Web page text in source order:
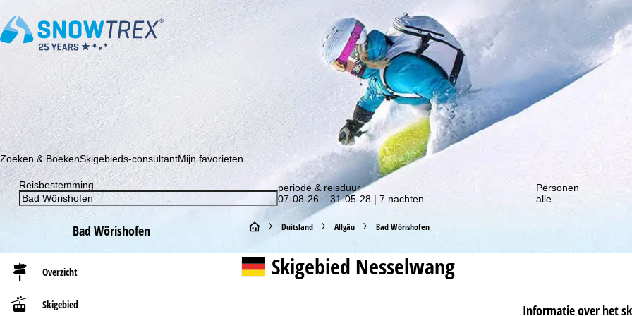
Schrijf je in voor onze nieuwsbrief en wees als eerste op de hoogte van onze kortingsacties!
Zoeken & BoekenSkigebieds-consultantMijn favorieten
Reisbestemming
periode & reisduur
07-08-26 – 31-05-28 | 7 nachten
Personen
alle
Bad Wörishofen
Overzicht
Skigebied
S
t
Duitsland Allgäu Bad Wörishofen
Skigebied Nesselwang
Informatie over het